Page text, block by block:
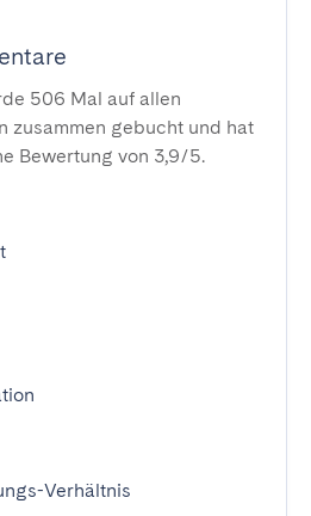
506 Mal auf allen
zusammen gebucht und hat
Bewertung von 3,9/5.
Verhältnis